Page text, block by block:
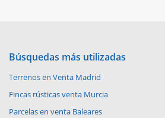
Búsquedas más utilizadas
Terrenos en Venta Madrid
Fincas rústicas venta Murcia
Parcelas en venta Baleares